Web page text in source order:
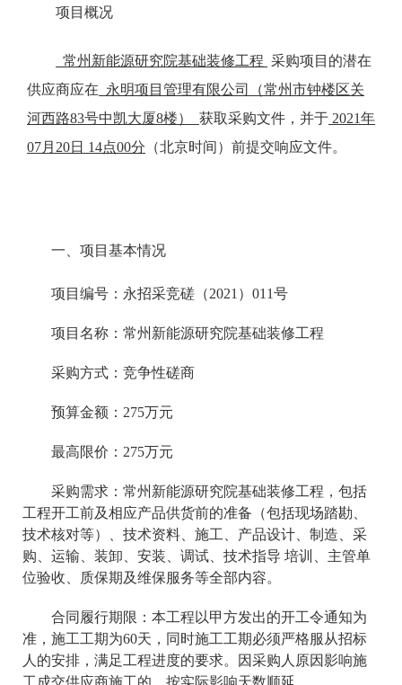
项目概况
常州新能源研究院基础装修工程 采购项目的潜在
供应商应在 永明项目管理有限公司（常州市钟楼区关
河西路83号中凯大厦8楼） 获取采购文件，并于 2021年
07月20日 14点00分 （北京时间）前提交响应文件。
一、项目基本情况
项目编号：永招采竞磋（2021）011号
项目名称：常州新能源研究院基础装修工程
采购方式：竞争性磋商
预算金额： 275万元
最高限价： 275万元
采购需求：常州新能源研究院基础装修工程，包括
工程开工前及相应产品供货前的准备（包括现场踏勘、
技术核对等）、技术资料、施工、产品设计、制造、采
购、运输、装卸、安装、调试、技术指导 培训、主管单
位验收、质保期及维保服务等全部内容。
合同履行期限：本工程以甲方发出的开工令通知为
准，施工工期为60天，同时施工工期必须严格服从招标
人的安排，满足工程进度的要求。因采购人原因影响施
工成交供应商施工的，按实际影响天数顺延。